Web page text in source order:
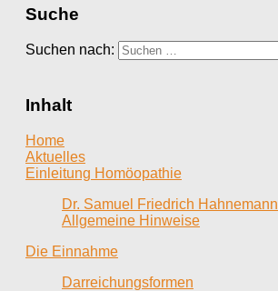
Suche
Suchen nach:
Inhalt
Home
Aktuelles
Einleitung Homöopathie
Dr. Samuel Friedrich Hahnemann
Allgemeine Hinweise
Die Einnahme
Darreichungsformen